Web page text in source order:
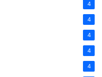
4
4
4
4
4